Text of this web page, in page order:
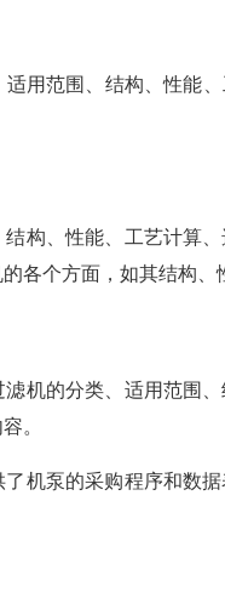
用范围、结构、性能
构、性能、工艺计算
各个方面，如其结构、
机的分类、适用范围
。
机泵的采购程序和数